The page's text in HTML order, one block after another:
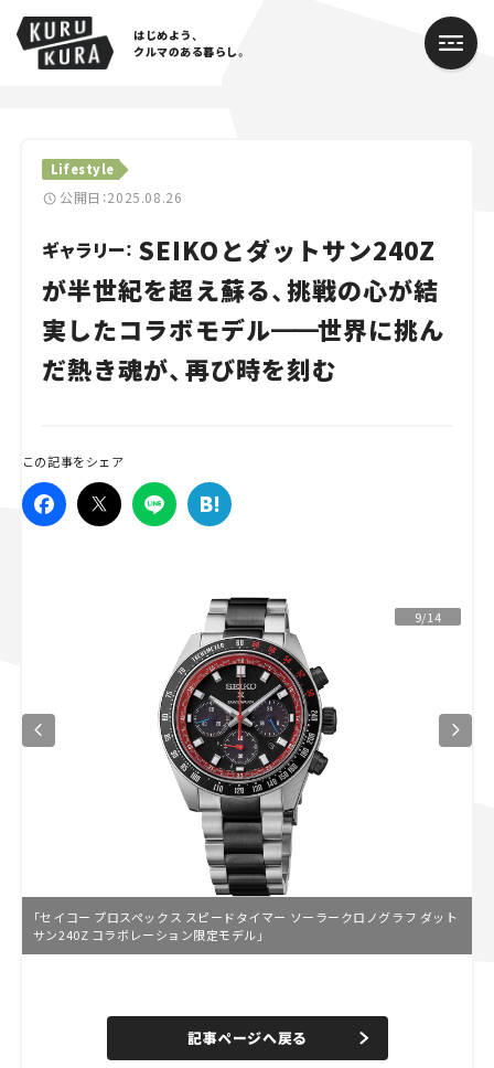
はじめよう、
クルマのある暮らし。
Lifestyle
公開日：2025.08.26
ギャラリー： SEIKOとダットサン240Z
が半世紀を超え蘇る、挑戦の心が結
実したコラボモデル━━世界に挑ん
だ熱き魂が、再び時を刻む
この記事をシェア
9/14
「セイコー プロスペックス スピードタイマー ソーラークロノグラフ ダット
サン240Z コラボレーション限定モデル」
n
e
d
記事ページへ戻る
Cars
Lifestyle
Traffic
Special
Campaign
人気のハッシュタグ
スズキ ジムニー｜Suzuki Jimny